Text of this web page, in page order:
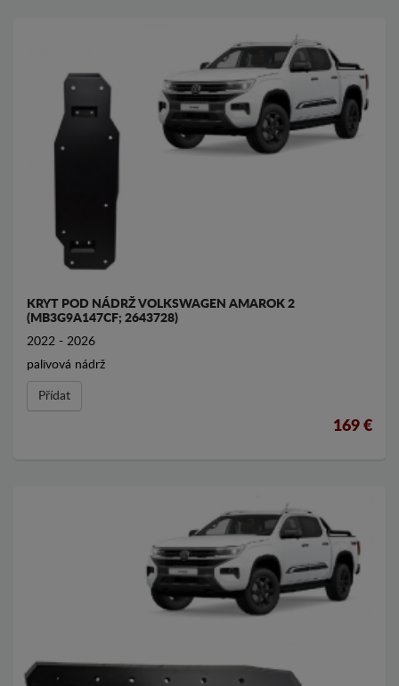
KRYT POD NÁDRŽ VOLKSWAGEN AMAROK 2
(MB3G9A147CF; 2643728)
2022 - 2026
palivová nádrž
Přídat
169 €